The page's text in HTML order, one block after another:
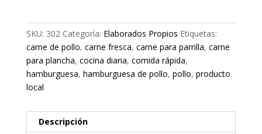
cantidad
SKU: 302 Categoría: Elaborados Propios Etiquetas:
carne de pollo, carne fresca, carne para parrilla, carne
para plancha, cocina diaria, comida rápida,
hamburguesa, hamburguesa de pollo, pollo, producto
local
Descripción